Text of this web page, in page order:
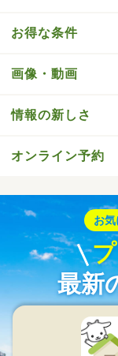
お得な条件
画像・動画
情報の新しさ
オンライン予約
お
最新